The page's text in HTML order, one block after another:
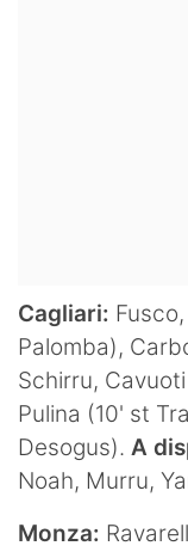
Cagliari:
Palomba),
Schirru,
Pulina (10' st
Desogus). A
Noah, Murru,
Monza: